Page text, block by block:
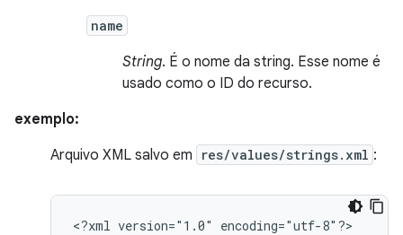
name
String. É o nome da string. Esse nome é
usado como o ID do recurso.
exemplo:
Arquivo XML salvo em
res/values/strings.xml :
<?xml version="1.0"
encoding="utf-8"?>